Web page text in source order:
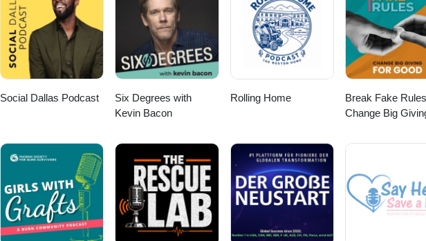
Social Dallas Podcast
Six Degrees with
Kevin Bacon
Rolling Home
Break Fake
Change Big